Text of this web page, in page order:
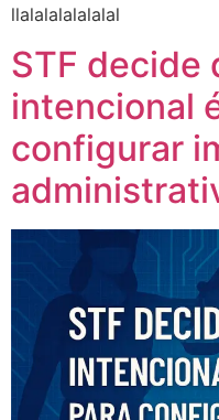
llalalalalalalal
STF decide
intencional
configurar